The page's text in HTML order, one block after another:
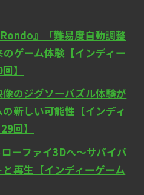
』「難易度自動調整
ゲーム体験【インディー
】
像のジグソーパズル体験が
新しい可能性【インディ
回】
ローファイ3Dへ～サバイバ
再生【インディーゲーム